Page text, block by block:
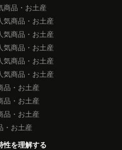
商品・お土産
気商品・お土産
気商品・お土産
気商品・お土産
気商品・お土産
気商品・お土産
品・お土産
品・お土産
品・お土産
・お土産
性を理解する